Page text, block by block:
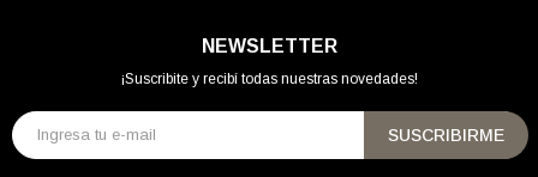
NEWSLETTER
¡Suscribite y recibí todas nuestras novedades!
SUSCRIBIRME